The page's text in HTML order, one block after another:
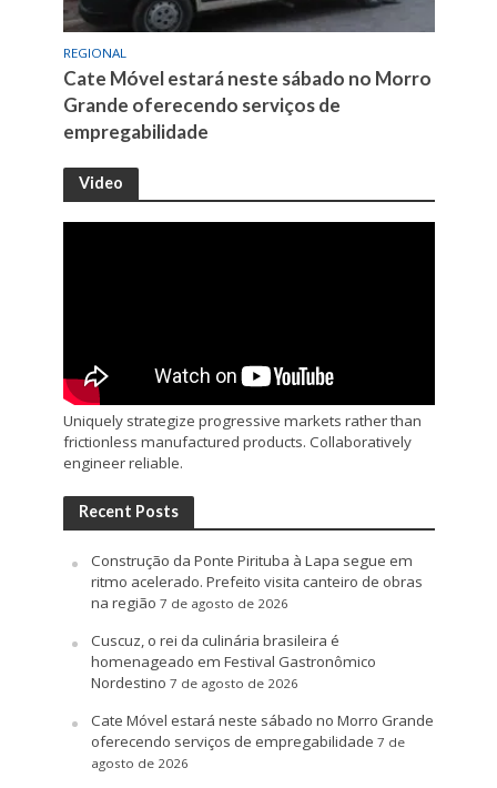
REGIONAL
Cate Móvel estará neste sábado no Morro
Grande oferecendo serviços de
empregabilidade
Video
Uniquely strategize progressive markets rather than
frictionless manufactured products. Collaboratively
engineer reliable.
Recent Posts
Construção da Ponte Pirituba à Lapa segue em
ritmo acelerado. Prefeito visita canteiro de obras
na região 7 de agosto de 2026
Cuscuz, o rei da culinária brasileira é
homenageado em Festival Gastronômico
Nordestino 7 de agosto de 2026
Cate Móvel estará neste sábado no Morro Grande
oferecendo serviços de empregabilidade 7 de
agosto de 2026